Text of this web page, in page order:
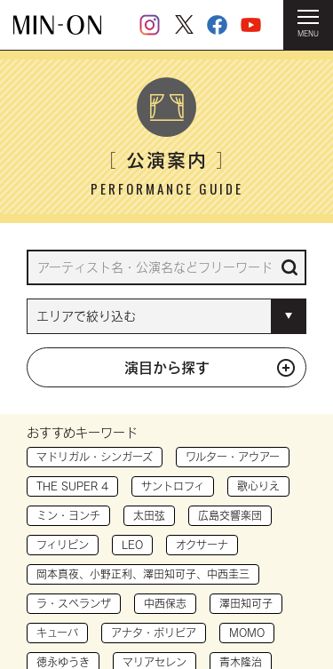
MENU
HOME ＞ 公演案内
［公演案内］
PERFORMANCE GUIDE
演目から探す
おすすめキーワード
マドリガル・シンガーズ ワルター・アウアー
THE SUPER 4 サントロフィ 歌心りえ
ミン・ヨンチ 太田弦 広島交響楽団
フィリピン LEO オクサーナ
岡本真夜、小野正利、澤田知可子、中西圭三
ラ・スペランザ 中西保志 澤田知可子
キューバ アナタ・ボリビア MOMO
徳永ゆうき マリアセレン 青木隆治